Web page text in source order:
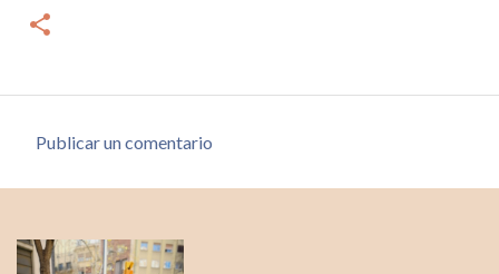
e
Publicar un comentario